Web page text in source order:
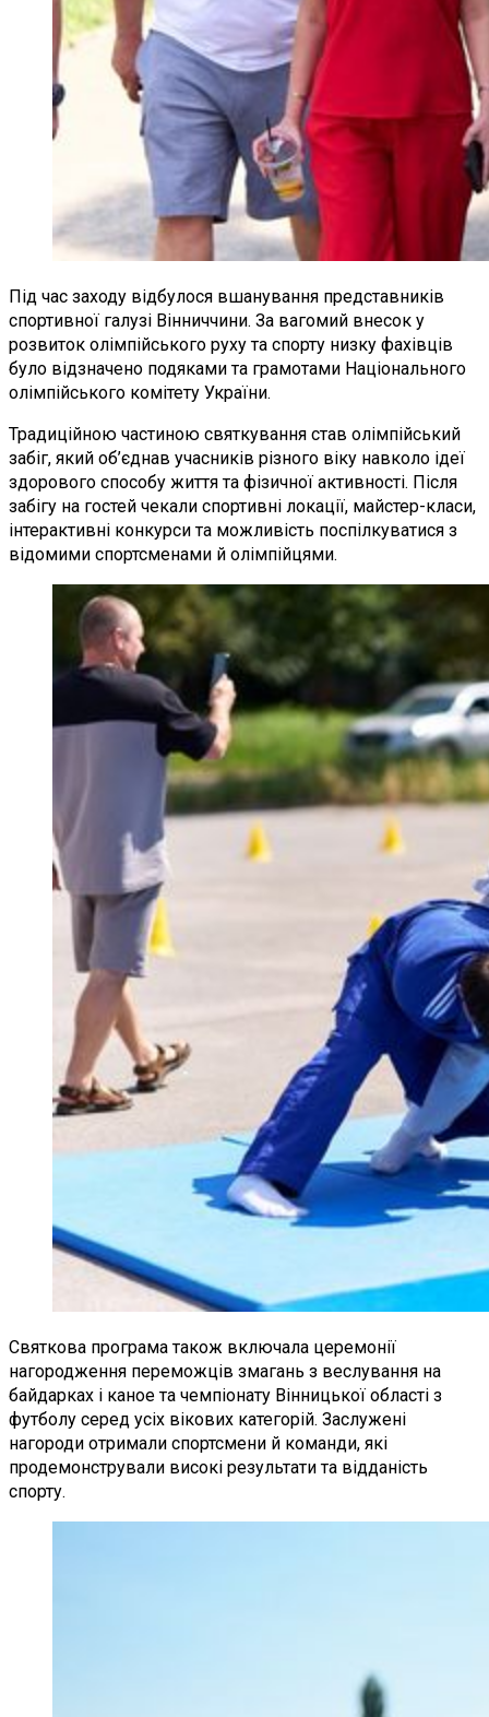
Під час заходу відбулося вшанування представників
спортивної галузі Вінниччини. За вагомий внесок у
розвиток олімпійського руху та спорту низку фахівців
було відзначено подяками та грамотами Національного
олімпійського комітету України.
Традиційною частиною святкування став олімпійський
забіг, який об’єднав учасників різного віку навколо ідеї
здорового способу життя та фізичної активності. Після
забігу на гостей чекали спортивні локації, майстер-класи,
інтерактивні конкурси та можливість поспілкуватися з
відомими спортсменами й олімпійцями.
Святкова програма також включала церемонії
нагородження переможців змагань з веслування на
байдарках і каное та чемпіонату Вінницької області з
футболу серед усіх вікових категорій. Заслужені
нагороди отримали спортсмени й команди, які
продемонстрували високі результати та відданість
спорту.